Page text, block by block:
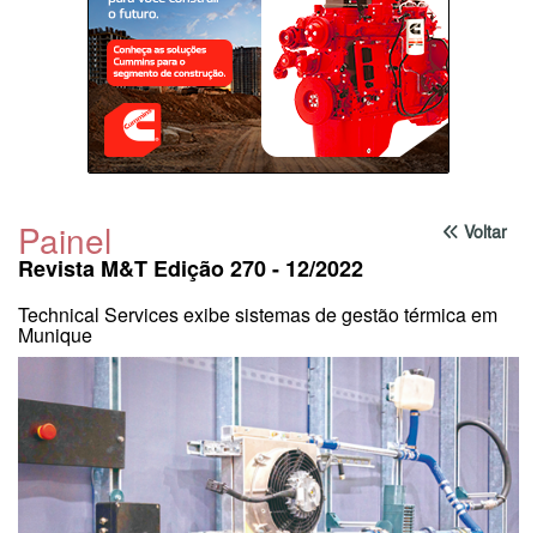
Voltar
Painel
Revista M&T Edição 270 - 12/2022
Technical Services exibe sistemas de gestão térmica em
Munique